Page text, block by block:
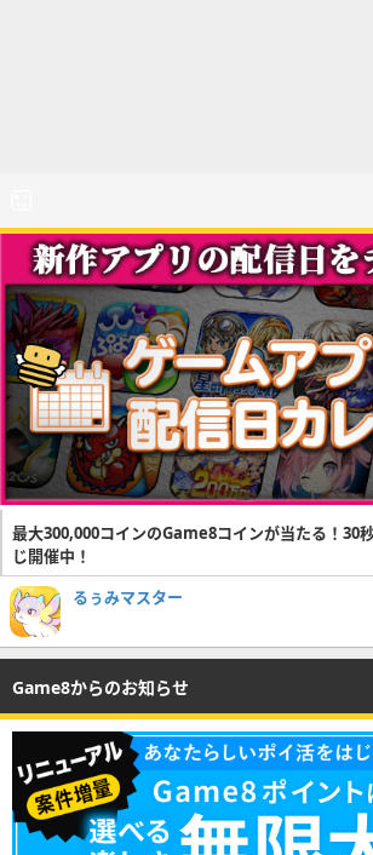
最大300,000コインのGame8コインが当たる！30
じ開催中！
るぅみマスター
Game8からのお知らせ